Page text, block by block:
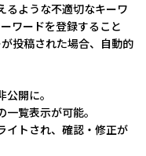
るような不適切なキーワ
ワードを登録すること
投稿された場合、自動的
開に。
覧表示が可能。
イトされ、確認・修正が